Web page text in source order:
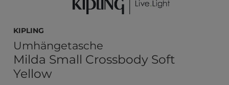
kipling
Umhängetasche
Milda Small Crossbody Soft
Yellow